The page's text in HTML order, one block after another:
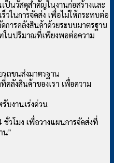
ป็นวัสดุสำคัญในงานก่อสร้างและ
วในการจัดส่ง เพื่อไม่ให้กระทบต่อ
การคลังสินค้าด้วยระบบมาตรฐาน
ในปริมาณที่เพียงพอต่อความ
รถขนส่งมาตรฐาน
คลังสินค้าของเรา เพื่อความ
บงานเร่งด่วน
วโมง เพื่อวางแผนการจัดส่งที่
น”